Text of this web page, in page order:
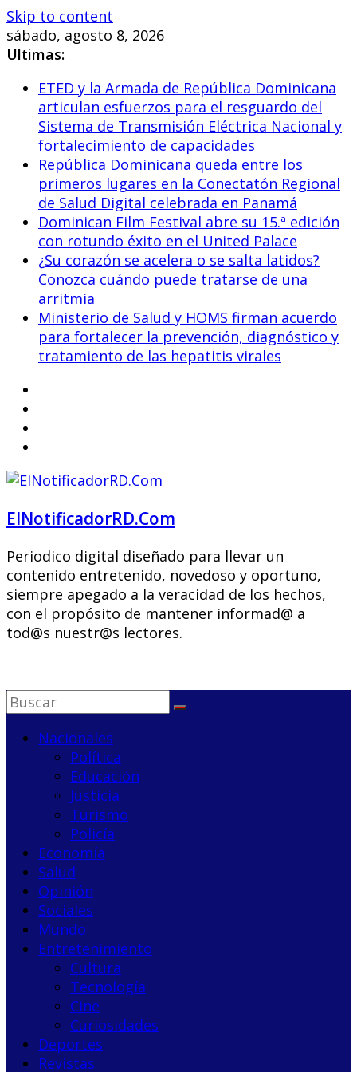
Skip to content
sábado, agosto 8, 2026
Ultimas:
ETED y la Armada de República Dominicana
articulan esfuerzos para el resguardo del
Sistema de Transmisión Eléctrica Nacional y
fortalecimiento de capacidades
República Dominicana queda entre los
primeros lugares en la Conectatón Regional
de Salud Digital celebrada en Panamá
Dominican Film Festival abre su 15.ª edición
con rotundo éxito en el United Palace
¿Su corazón se acelera o se salta latidos?
Conozca cuándo puede tratarse de una
arritmia
Ministerio de Salud y HOMS firman acuerdo
para fortalecer la prevención, diagnóstico y
tratamiento de las hepatitis virales
ElNotificadorRD.Com
Periodico digital diseñado para llevar un
contenido entretenido, novedoso y oportuno,
siempre apegado a la veracidad de los hechos,
con el propósito de mantener informad@ a
tod@s nuestr@s lectores.
Nacionales
Política
Educación
Justicia
Turismo
Policía
Economía
Salud
Opinión
Sociales
Mundo
Entretenimiento
Cultura
Tecnología
Cine
Curiosidades
Deportes
Revistas